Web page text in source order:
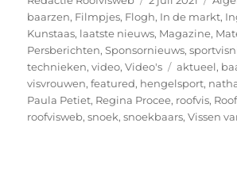
op
baarzen, Filmpjes, Flogh, In de markt,
Kunstaas, laatste nieuws, Magazine,
Persberichten,Sponsornieuws,
technieken,video,Video's Tags
aktueel,
visvrouwen,featured, hengelsport,
Paula Petiet, Regina Procee, roofvis,
roofvisweb,snoek,snoekbaars,Vissen